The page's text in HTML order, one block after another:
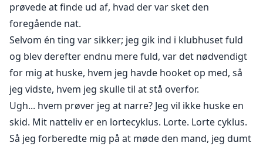
prøvede at finde ud af, hvad der var sket den
foregående nat.
Selvom én ting var sikker; jeg gik ind i klubhuset fuld
og blev derefter endnu mere fuld, var det nødvendigt
for mig at huske, hvem jeg havde hooket op med, så
jeg vidste, hvem jeg skulle til at stå overfor.
Ugh... hvem prøver jeg at narre? Jeg vil ikke huske en
skid. Mit natteliv er en lortecyklus. Lorte. Lorte cyklus.
Så jeg forberedte mig på at møde den mand, jeg dumt